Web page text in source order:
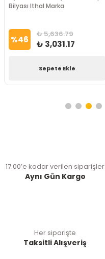
Bilyası Ithal Marka
%46 ₺ 5,636.79
₺ 3,031.17
Sepete Ekle
17:00’e kadar verilen siparişler
Aynı Gün Kargo
Her siparişte
Taksitli Alışveriş